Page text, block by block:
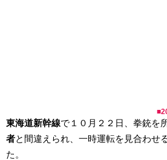
■
東海道新幹線で１０月２２日、拳銃を
者と間違えられ、一時運転を見合わせ
た。